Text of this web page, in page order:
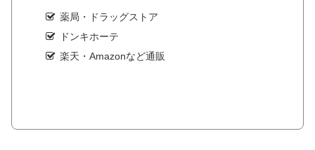
薬局・ドラッグストア
ドンキホーテ
楽天・Amazonなど通販